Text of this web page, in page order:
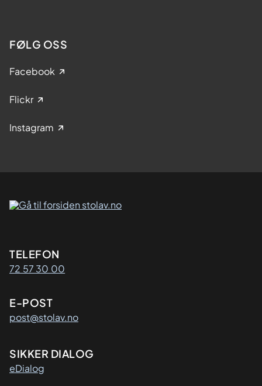
FØLG OSS
Facebook
Flickr
Instagram
Kontaktinformasjon
TELEFON
72 57 30 00
E-POST
post@stolav.no
SIKKER DIALOG
eDialog